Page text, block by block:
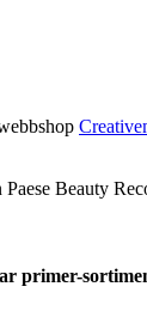
Beauty
primer-